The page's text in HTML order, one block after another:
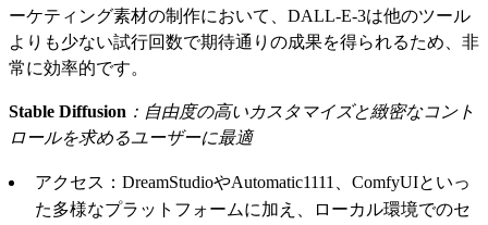
ーケティング素材の制作において、DALL-E-3は他のツール
よりも少ない試行回数で期待通りの成果を得られるため、非
常に効率的です。
Stable Diffusion ：自由度の高いカスタマイズと緻密なコント
ロールを求めるユーザーに最適
アクセス：DreamStudioやAutomatic1111、ComfyUIといっ
た多様なプラットフォームに加え、ローカル環境でのセ